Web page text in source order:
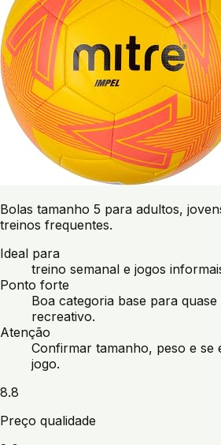
Bolas tamanho 5 para adultos,
treinos frequentes.
Ideal para
treino semanal e jogos
Ponto forte
Boa categoria base para
recreativo.
Atenção
Confirmar tamanho, peso e se
jogo.
8.8
Preço qualidade